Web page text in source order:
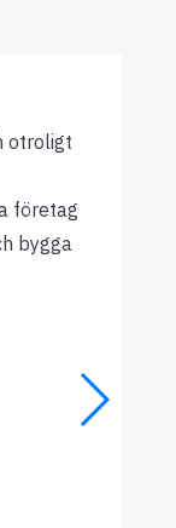
otroligt
företag
bygga